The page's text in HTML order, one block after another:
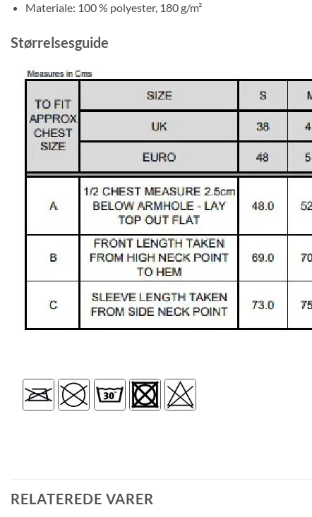
Materiale: 100 % polyester, 180 g/m²
Størrelsesguide
RELATEREDE VARER